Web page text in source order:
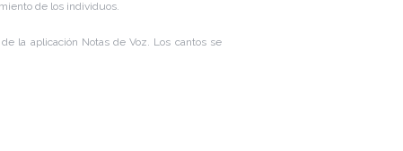
de los individuos.
la aplicación Notas de Voz. Los cantos se